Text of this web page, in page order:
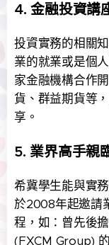
4. 金融投資講
投資實務的相關
業的就業或是個
家金融機構合作
貨、群益期貨等
享。
5. 業界高手親
希冀學生能與實
於2008年起邀請
程，如：曾先後
(FXCM Group)